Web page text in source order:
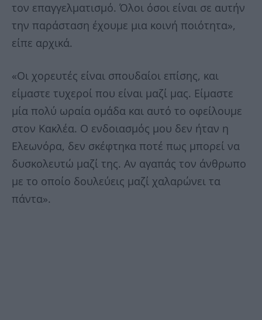
τον επαγγελματισμό. Όλοι όσοι είναι σε αυτήν
την παράσταση έχουμε μια κοινή ποιότητα»,
είπε αρχικά.
«Οι χορευτές είναι σπουδαίοι επίσης, και
είμαστε τυχεροί που είναι μαζί μας. Είμαστε
μία πολύ ωραία ομάδα και αυτό το οφείλουμε
στον Κακλέα. Ο ενδοιασμός μου δεν ήταν η
Ελεωνόρα, δεν σκέφτηκα ποτέ πως μπορεί να
δυσκολευτώ μαζί της. Αν αγαπάς τον άνθρωπο
με το οποίο δουλεύεις μαζί χαλαρώνει τα
πάντα».